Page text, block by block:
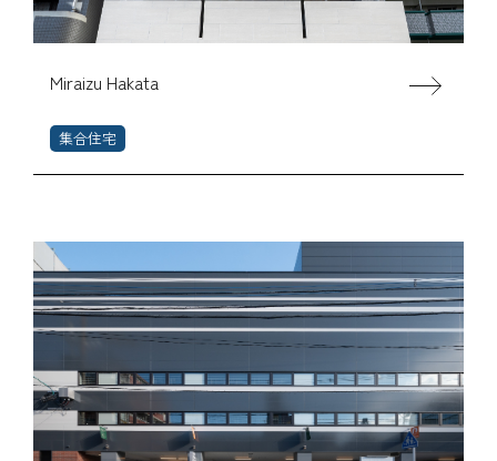
Miraizu Hakata
集合住宅